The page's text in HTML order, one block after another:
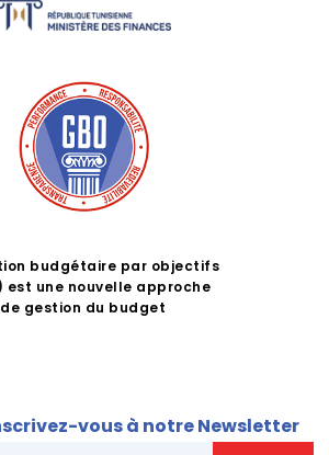
budgétaire par objectifs
est une nouvelle approche
de gestion du budget
vous à notre Newsletter